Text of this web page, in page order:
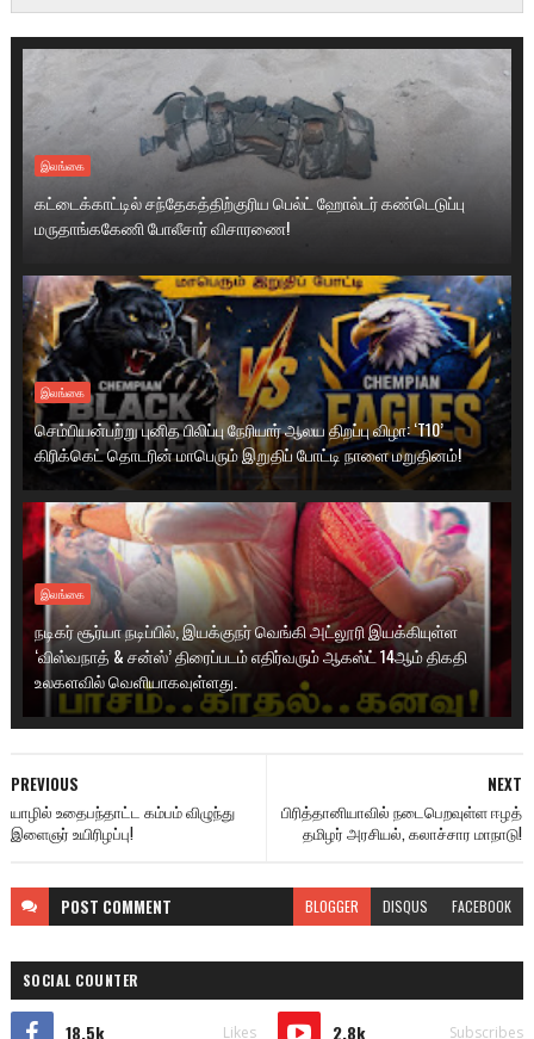
இலங்கை
கட்டைக்காட்டில் சந்தேகத்திற்குரிய பெல்ட் ஹோல்டர் கண்டெடுப்பு
மருதாங்ககேணி போலீசார் விசாரணை!
இலங்கை
செம்பியன்பற்று புனித பிலிப்பு நேரியார் ஆலய திறப்பு விழா: ‘T10’
கிரிக்கெட் தொடரின் மாபெரும் இறுதிப் போட்டி நாளை மறுதினம்!
இலங்கை
நடிகர் சூர்யா நடிப்பில், இயக்குநர் வெங்கி அட்லூரி இயக்கியுள்ள
‘விஸ்வநாத் & சன்ஸ்’ திரைப்படம் எதிர்வரும் ஆகஸ்ட் 14ஆம் திகதி
உலகளவில் வெளியாகவுள்ளது.
NEXT
பிரித்தானியாவில் நடைபெறவுள்ள ஈழத்
தமிழர் அரசியல், கலாச்சார மாநாடு!
PREVIOUS
யாழில் உதைபந்தாட்ட கம்பம் விழுந்து
இளைஞர் உயிரிழப்பு!
POST COMMENT BLOGGER DISQUS FACEBOOK
SOCIAL COUNTER
18.5k Likes 2.8k Subscribes